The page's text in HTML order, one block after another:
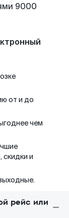
9000
от и до
чем
скидки и
рейс или